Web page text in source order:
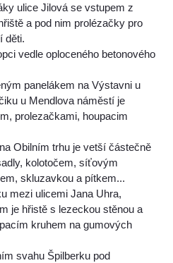
ulice Jilová se vstupem z
a pod nim prolézačky pro
děti.
vedle oploceného betonového
panelákem na Výstavni u
u Mendlova náměstí je
prolezačkami, houpacim
Obilním trhu je vetší částečně
kolotočem, síťovým
skluzavkou a pítkem...
mezi ulicemi Jana Uhra,
je hřistě s lezeckou stěnou a
kruhem na gumových
svahu Špilberku pod